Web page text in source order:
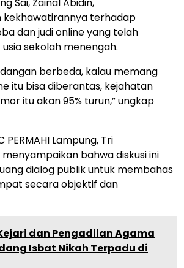
kekhawatirannya terhadap
dan judi online yang telah
sekolah menengah.
berbeda, kalau memang
itu bisa diberantas, kejahatan
itu akan 95% turun,” ungkap
PERMAHI Lampung, Tri
menyampaikan bahwa diskusi ini
dialog publik untuk membahas
secara objektif dan
dan Pengadilan Agama
Isbat Nikah Terpadu di